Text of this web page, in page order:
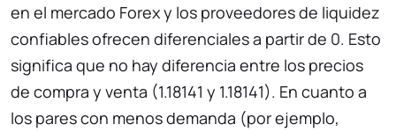
en el mercado Forex y los proveedores de liquidez
confiables ofrecen diferenciales a partir de 0. Esto
significa que no hay diferencia entre los precios
de compra y venta (1.18141 y 1.18141). En cuanto a
los pares con menos demanda (por ejemplo,